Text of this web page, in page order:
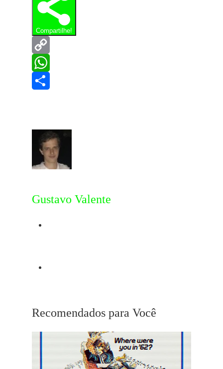
Compartilhe!
Copy
Link
WhatsApp
Gustavo Valente
Recomendados para Você